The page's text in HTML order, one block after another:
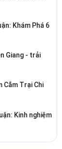
Khám Phá 6
Giang - trải
Cắm Trại Chi
Kinh nghiệm